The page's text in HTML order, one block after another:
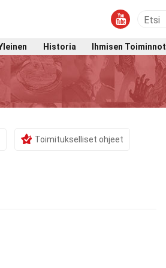
Historia Ihmisen Toiminnot
Toimitukselliset ohjeet